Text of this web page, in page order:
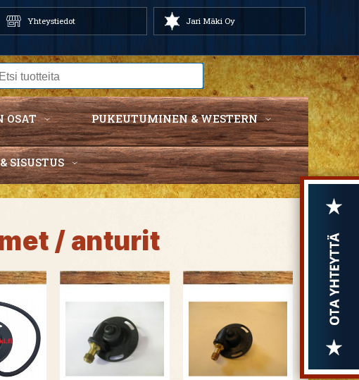
Yhteystiedot Jari Mäki Oy
OSAT PUKEUTUMINEN & WESTERN
SISUSTUS
/ anturit